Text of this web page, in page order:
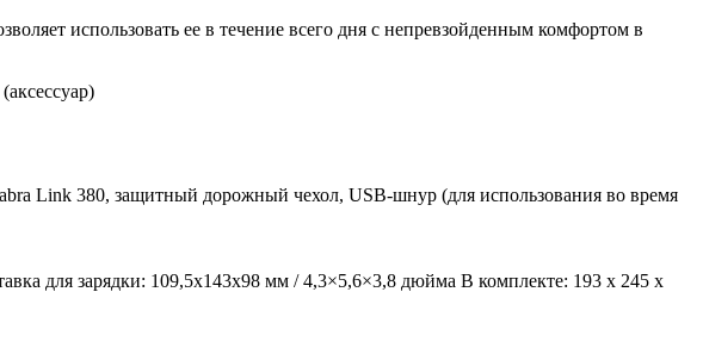
использовать ее в течение всего дня с непревзойденным комфортом в
Link 380, защитный дорожный чехол, USB-шнур (для использования во время
для зарядки: 109,5x143x98 мм / 4,3×5,6×3,8 дюйма В комплекте: 193 x 245 x